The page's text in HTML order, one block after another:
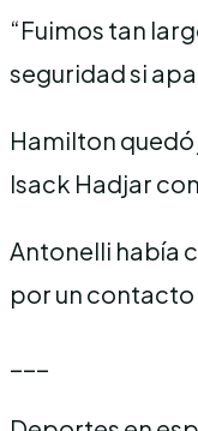
“Fuimos tan
seguridad si
Hamilton
Isack Hadjar
Antonelli había
por un